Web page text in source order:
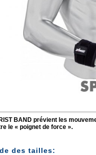
BAND prévient les
le « poignet de force ».
des tailles: